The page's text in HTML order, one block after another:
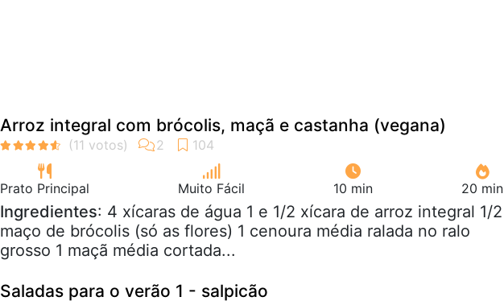
Arroz integral com brócolis, maçã e castanha (vegana)
Prato Principal Muito Fácil 10 min 20 min
Ingredientes: 4 xícaras de água 1 e 1/2 xícara de arroz integral 1/2
maço de brócolis (só as flores) 1 cenoura média ralada no ralo
grosso 1 maçã média cortada...
Saladas para o verão 1 - salpicão